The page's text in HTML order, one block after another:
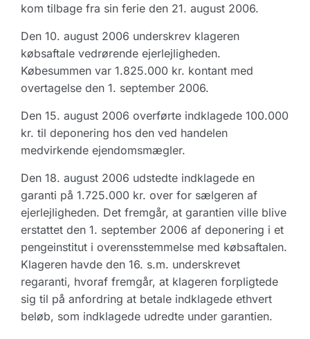
kom tilbage fra sin ferie den 21. august 2006.
Den 10. august 2006 underskrev klageren
købsaftale vedrørende ejerlejligheden.
Købesummen var 1.825.000 kr. kontant med
overtagelse den 1. september 2006.
Den 15. august 2006 overførte indklagede 100.000
kr. til deponering hos den ved handelen
medvirkende ejendomsmægler.
Den 18. august 2006 udstedte indklagede en
garanti på 1.725.000 kr. over for sælgeren af
ejerlejligheden. Det fremgår, at garantien ville blive
erstattet den 1. september 2006 af deponering i et
pengeinstitut i overensstemmelse med købsaftalen.
Klageren havde den 16. s.m. underskrevet
regaranti, hvoraf fremgår, at klageren forpligtede
sig til på anfordring at betale indklagede ethvert
beløb, som indklagede udredte under garantien.